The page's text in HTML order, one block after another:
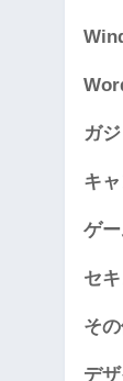
ガ
キ
ゲ
セ
そ
デ